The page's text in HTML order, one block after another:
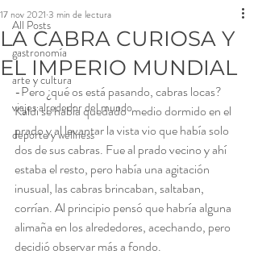
All Posts
gastronomía
arte y cultura
viajes alrededor del mundo
deporte y wellness
LA CABRA CURIOSA Y
EL IMPERIO MUNDIAL
17 nov 2021 3 min de lectura
-Pero ¿qué os está pasando, cabras locas?
Kaldi se había quedado  medio dormido en el
prado y al levantar la vista vio que había solo
dos de sus cabras. Fue al prado vecino y ahí
estaba el resto, pero había una agitación
inusual, las cabras brincaban, saltaban,
corrían. Al principio pensó que habría alguna
alimaña en los alrededores, acechando, pero
decidió observar más a fondo.